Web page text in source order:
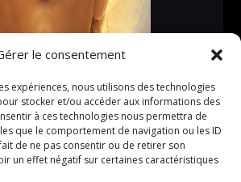
le consentement
expériences, nous utilisons des technologies
stocker et/ou accéder aux informations des
à ces technologies nous permettra de
que le comportement de navigation ou les ID
de ne pas consentir ou de retirer son
un effet négatif sur certaines caractéristiques